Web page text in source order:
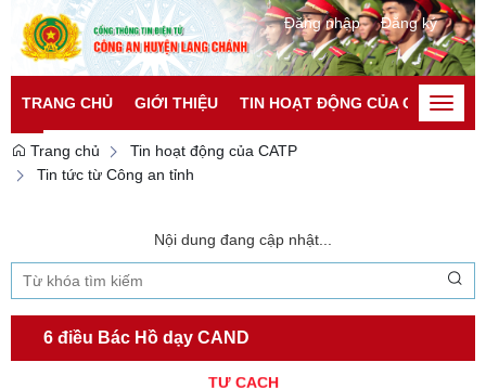
Đăng nhập Đăng ký
TRANG CHỦ GIỚI THIỆU TIN HOẠT ĐỘNG CỦA CATPToggle
Trang chủ
Tin hoạt động của CATP
Tin tức từ Công an tỉnh
Nội dung đang cập nhật...
6 điều Bác Hồ dạy CAND
TƯ CÁCH